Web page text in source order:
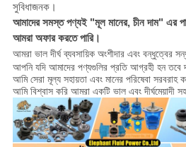
সুবিধাজনক।
আমাদের সমস্ত পণ্যই "মূল মানের, চীন দাম" এর
আমরা অফার করতে পারি।
আমরা ভাল দীর্ঘ ব্যবসায়িক অংশীদার এবং বন্ধুত্বের
আপনি যদি আমাদের পণ্যগুলির প্রতি আগ্রহী হন তবে
আমি সেরা মূল্য সহায়তা এবং মানের পরিষেবা সরবরাহ
আমি বিশ্বাস করি আমরা একটি ভাল এবং দীর্ঘমেয়াদী